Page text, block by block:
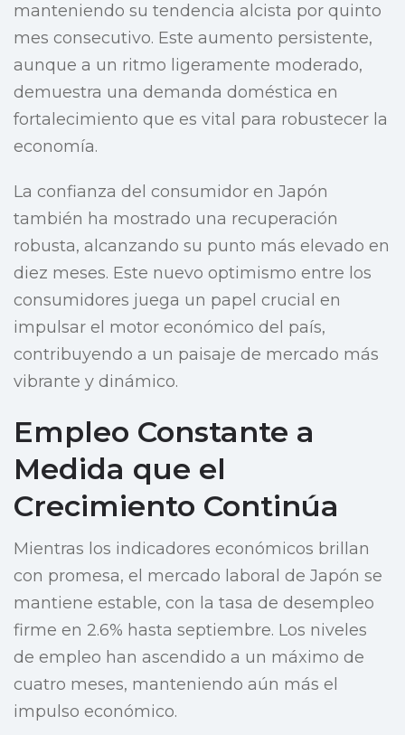
manteniendo su tendencia alcista por quinto
mes consecutivo. Este aumento persistente,
aunque a un ritmo ligeramente moderado,
demuestra una demanda doméstica en
fortalecimiento que es vital para robustecer la
economía.
La confianza del consumidor en Japón
también ha mostrado una recuperación
robusta, alcanzando su punto más elevado en
diez meses. Este nuevo optimismo entre los
consumidores juega un papel crucial en
impulsar el motor económico del país,
contribuyendo a un paisaje de mercado más
vibrante y dinámico.
Empleo Constante a
Medida que el
Crecimiento Continúa
Mientras los indicadores económicos brillan
con promesa, el mercado laboral de Japón se
mantiene estable, con la tasa de desempleo
firme en 2.6% hasta septiembre. Los niveles
de empleo han ascendido a un máximo de
cuatro meses, manteniendo aún más el
impulso económico.